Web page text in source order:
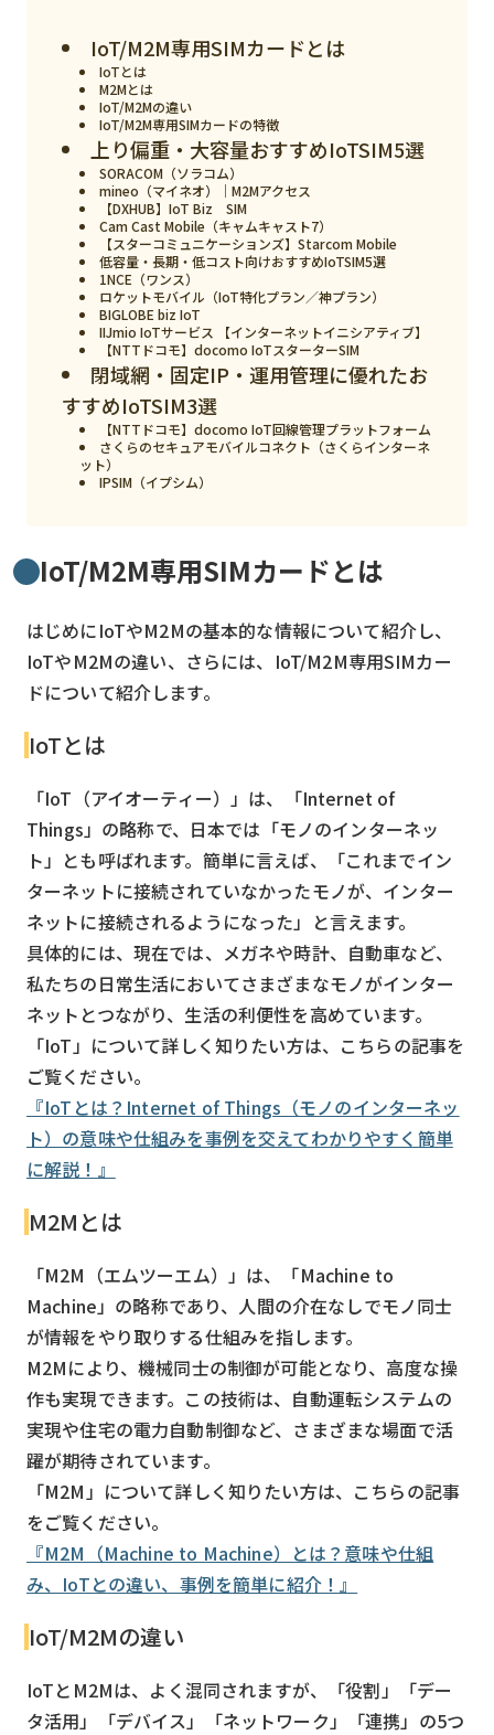
ドローン
ロボット
スマート物流
ニュース
デジタルサイネージ
Wi-Fi
SIM
スマホ
リセット
検索する
IoT/M2M専用SIMカードとは
IoTとは
M2Mとは
IoT/M2Mの違い
IoT/M2M専用SIMカードの特徴
上り偏重・大容量おすすめIoTSIM5選
SORACOM（ソラコム）
mineo（マイネオ）｜M2Mアクセス
【DXHUB】IoT Biz SIM
Cam Cast Mobile（キャムキャスト7）
【スターコミュニケーションズ】Starcom Mobile
低容量・長期・低コスト向けおすすめIoTSIM5選
1NCE（ワンス）
ロケットモバイル（IoT特化プラン／神プラン）
BIGLOBE biz IoT
IIJmio IoTサービス 【インターネットイニシアティブ】
【NTTドコモ】docomo IoTスターターSIM
閉域網・固定IP・運用管理に優れたお
すすめIoTSIM3選
【NTTドコモ】docomo IoT回線管理プラットフォーム
さくらのセキュアモバイルコネクト（さくらインターネ
ット）
IPSIM（イプシム）
IoT/M2M専用SIMカードとは
はじめにIoTやM2Mの基本的な情報について紹介し、
IoTやM2Mの違い、さらには、IoT/M2M専用SIMカー
ドについて紹介します。
IoTとは
「IoT（アイオーティー）」は、「Internet of
Things」の略称で、日本では「モノのインターネッ
ト」とも呼ばれます。簡単に言えば、「これまでイン
ターネットに接続されていなかったモノが、インター
ネットに接続されるようになった」と言えます。
具体的には、現在では、メガネや時計、自動車など、
私たちの日常生活においてさまざまなモノがインター
ネットとつながり、生活の利便性を高めています。
「IoT」について詳しく知りたい方は、こちらの記事を
ご覧ください。
『IoTとは？Internet of Things（モノのインターネッ
ト）の意味や仕組みを事例を交えてわかりやすく簡単
に解説！』
M2Mとは
「M2M（エムツーエム）」は、「Machine to
Machine」の略称であり、人間の介在なしでモノ同士
が情報をやり取りする仕組みを指します。
M2Mにより、機械同士の制御が可能となり、高度な操
作も実現できます。この技術は、自動運転システムの
実現や住宅の電力自動制御など、さまざまな場面で活
躍が期待されています。
「M2M」について詳しく知りたい方は、こちらの記事
をご覧ください。
『M2M（Machine to Machine）とは？意味や仕組
み、IoTとの違い、事例を簡単に紹介！』
IoT/M2Mの違い
IoTとM2Mは、よく混同されますが、「役割」「デー
タ活用」「デバイス」「ネットワーク」「連携」の5つ